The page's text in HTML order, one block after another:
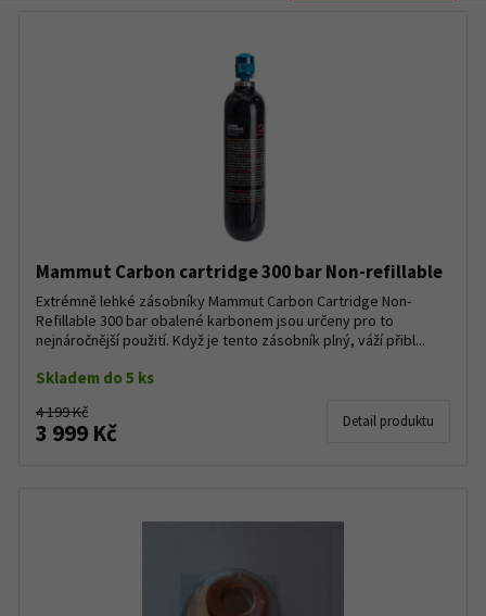
Mammut Carbon cartridge 300 bar Non-refillable
Extrémně lehké zásobníky Mammut Carbon Cartridge Non-
Refillable 300 bar obalené karbonem jsou určeny pro to
nejnáročnější použití. Když je tento zásobník plný, váží přibl...
Skladem do 5 ks
4 199 Kč
3 999 Kč Detail produktu